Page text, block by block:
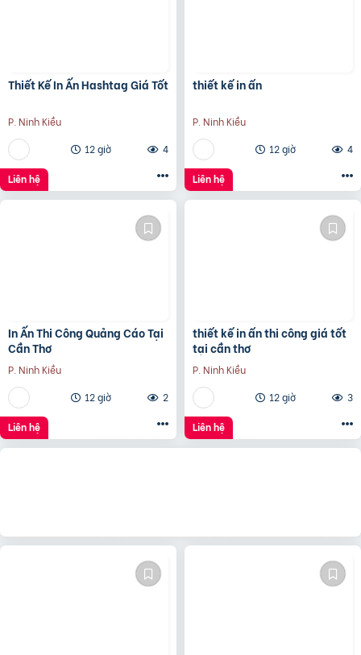
Thiết Kế In Ấn Hashtag Giá Tốt
P. Ninh Kiều
12 giờ
4
Liên hệ
thiết kế in ấn
P. Ninh Kiều
12 giờ
4
Liên hệ
In Ấn Thi Công Quảng Cáo Tại
Cần Thơ
P. Ninh Kiều
12 giờ
2
Liên hệ
thiết kế in ấn thi công giá tốt
tại cần thơ
P. Ninh Kiều
12 giờ
3
Liên hệ